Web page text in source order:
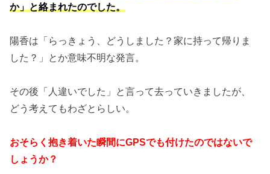
か」と絡まれたのでした。
陽香は「らっきょう、どうしました？家に持って帰りま
した？」とか意味不明な発言。
その後「人違いでした」と言って去っていきましたが、
どう考えてもわざとらしい。
おそらく抱き着いた瞬間にGPSでも付けたのではないで
しょうか？